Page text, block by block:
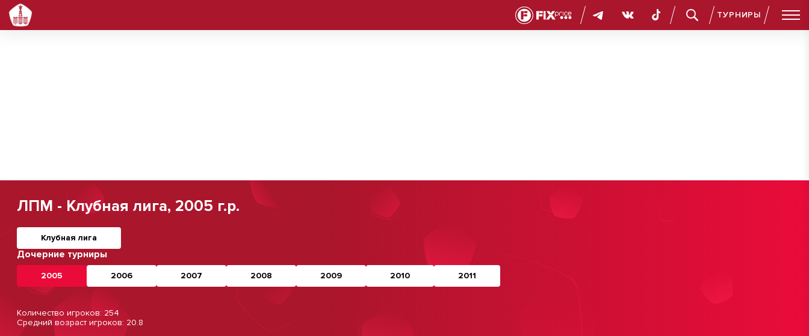
ТУРНИРЫ
ЛПМ - Клубная лига, 2005 г.р.
Клубная лига
Дочерние турниры
2005 2006 2007 2008 2009 2010 2011
Количество игроков: 254
Средний возраст игроков: 20.8